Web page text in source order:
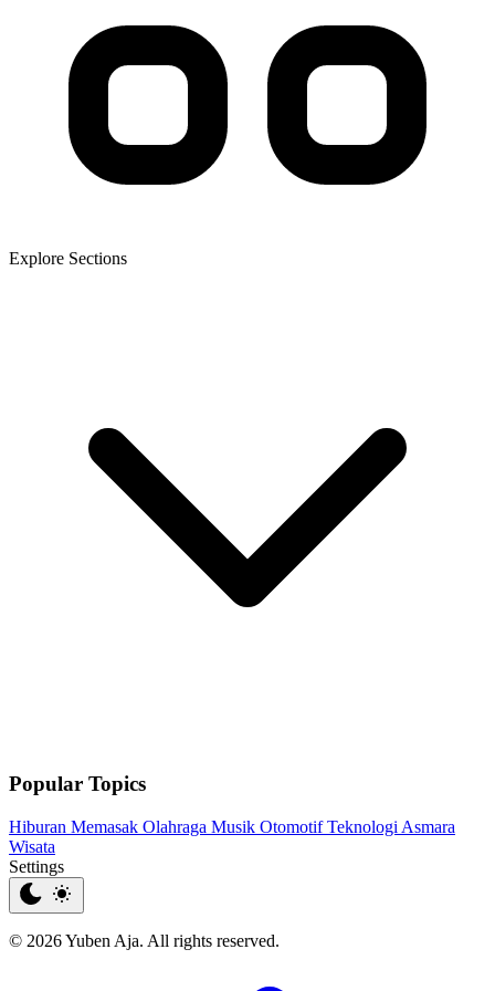
Explore Sections
Popular Topics
Hiburan Memasak Olahraga Musik OtomotifTeknologi Asmara
Wisata
Settings
© 2026 Yuben Aja. All rights reserved.